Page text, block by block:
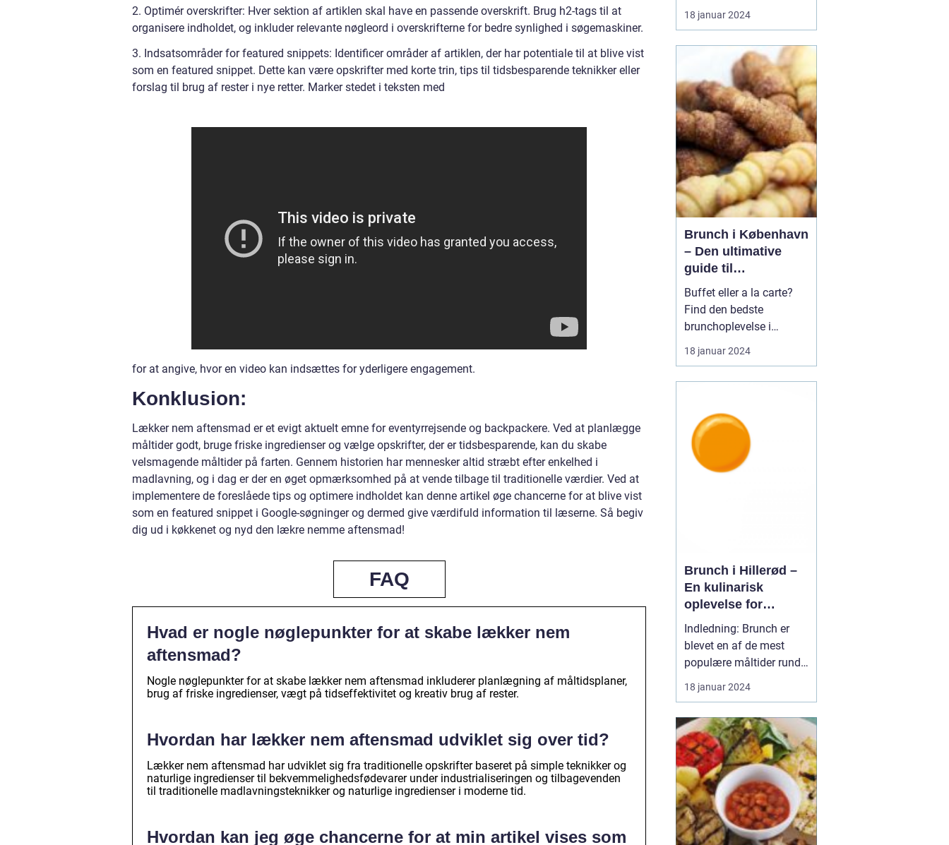
2. Optimér overskrifter: Hver sektion af artiklen skal have en passende overskrift. Brug h2-tags til at
organisere indholdet, og inkluder relevante nøgleord i overskrifterne for bedre synlighed i søgemaskiner.
3. Indsatsområder for featured snippets: Identificer områder af artiklen, der har potentiale til at blive vist
som en featured snippet. Dette kan være opskrifter med korte trin, tips til tidsbesparende teknikker eller
forslag til brug af rester i nye retter. Marker stedet i teksten med
for at angive, hvor en video kan indsættes for yderligere engagement.
Konklusion:
Lækker nem aftensmad er et evigt aktuelt emne for eventyrrejsende og backpackere. Ved at planlægge
måltider godt, bruge friske ingredienser og vælge opskrifter, der er tidsbesparende, kan du skabe
velsmagende måltider på farten. Gennem historien har mennesker altid stræbt efter enkelhed i
madlavning, og i dag er der en øget opmærksomhed på at vende tilbage til traditionelle værdier. Ved at
implementere de foreslåede tips og optimere indholdet kan denne artikel øge chancerne for at blive vist
som en featured snippet i Google-søgninger og dermed give værdifuld information til læserne. Så begiv
dig ud i køkkenet og nyd den lækre nemme aftensmad!
FAQ
Hvad er nogle nøglepunkter for at skabe lækker nem
aftensmad?
Nogle nøglepunkter for at skabe lækker nem aftensmad inkluderer planlægning af måltidsplaner,
brug af friske ingredienser, vægt på tidseffektivitet og kreativ brug af rester.
Hvordan har lækker nem aftensmad udviklet sig over tid?
Lækker nem aftensmad har udviklet sig fra traditionelle opskrifter baseret på simple teknikker og
naturlige ingredienser til bekvemmelighedsfødevarer under industrialiseringen og tilbagevenden
til traditionelle madlavningsteknikker og naturlige ingredienser i moderne tid.
Hvordan kan jeg øge chancerne for at min artikel vises som
kombinerer det bedste
fra morgenmad og
vi udforske Århus'
bedste brunchsteder og
give dig en dybdegående
indsigt i, hvad der gør
dem til favoritter blandt
både lokale...
18 januar 2024
Brunch i København
– Den ultimative
guide til
eventyrrejsende og
backpackere
Buffet eller a la carte?
Find den bedste
brunchoplevelse i
København Introduktion
til brunch i København
København og tilbyder
en perfekt kombination
af morgenmad og
frokost. Det er en
18 januar 2024
Brunch i Hillerød –
En kulinarisk
oplevelse for
eventyrrejsende og
backpackere
Indledning: Brunch er
blevet en af de mest
populære måltider rundt
omkring i verden, og
Hillerød er ingen
kendt for sin rige historie
og smukke natur, tilbyder
også et bredt udvalg af
lækre brunchsteder, der
tiltaler både eve...
18 januar 2024